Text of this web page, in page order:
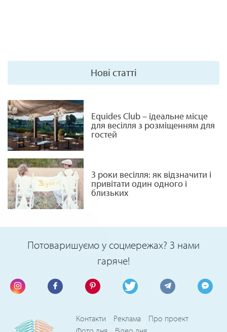
Нові статті
Equides Club – ідеальне місце
для весілля з розміщенням для
гостей
3 роки весілля: як відзначити і
привітати один одного і
близьких
Потоваришуємо у соцмережах? З нами
гаряче!
Контакти Реклама
Про проект